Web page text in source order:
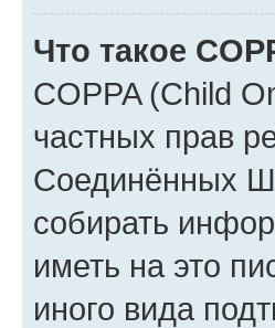
Что такое
COPPA (Child
частных прав
Соединённых
собирать
иметь на это
иного вида